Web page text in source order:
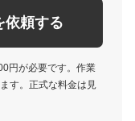
依頼する
円が必要です。作業
す。正式な料金は見